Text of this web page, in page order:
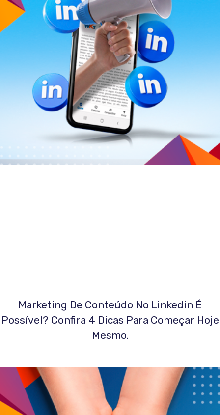
Marketing De Conteúdo No Linkedin É
Possível? Confira 4 Dicas Para Começar Hoje
Mesmo.